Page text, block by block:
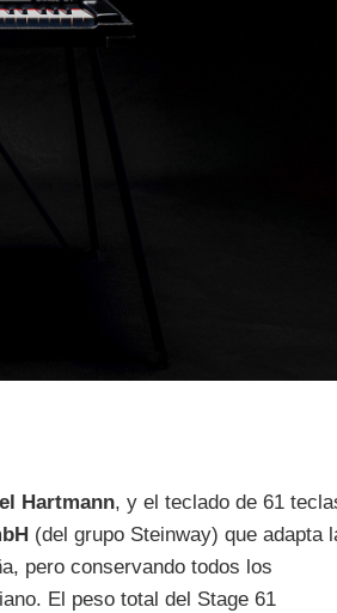
Hartmann, y el teclado de 61
(del grupo Steinway) que adapta
pero conservando todos los
El peso total del Stage 61